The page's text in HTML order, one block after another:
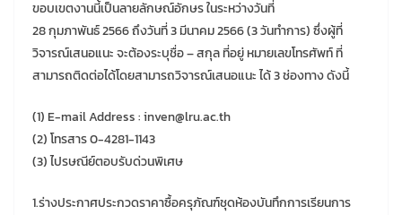
ขอบเขตงานนี้เป็นลายลักษณ์อักษร ในระหว่างวันที่
28 กุมภาพันธ์ 2566 ถึงวันที่ 3 มีนาคม 2566 (3 วันทำการ) ซึ่งผู้ที่
วิจารณ์เสนอแนะ จะต้องระบุชื่อ – สกุล ที่อยู่ หมายเลขโทรศัพท์ ที่
สามารถติดต่อได้โดยสามารถวิจารณ์เสนอแนะ ได้ 3 ช่องทาง ดังนี้
(1) E-mail Address : inven@lru.ac.th
(2) โทรสาร 0-4281-1143
(3) ไปรษณีย์ตอบรับด่วนพิเศษ
1.ร่างประกาศประกวดราคาซื้อครุภัณฑ์ชุดห้องบันทึกการเรียนการ